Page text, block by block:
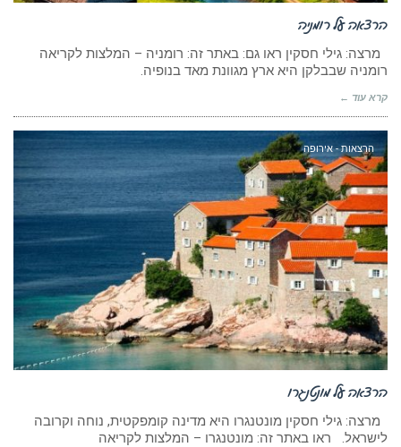
הרצאה על רומניה
מרצה: גילי חסקין ראו גם: באתר זה: רומניה – המלצות לקריאה
רומניה שבבלקן היא ארץ מגוונת מאד בנופיה.
קרא עוד ←
הרצאות - אירופה
הרצאה על מונטנגרו
מרצה: גילי חסקין מונטנגרו היא מדינה קומפקטית, נוחה וקרובה
לישראל. ראו באתר זה: מונטנגרו – המלצות לקריאה